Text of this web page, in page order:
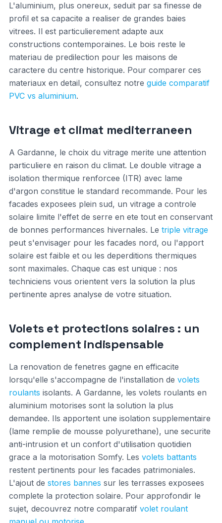
L'aluminium, plus onereux, seduit par sa finesse de
profil et sa capacite a realiser de grandes baies
vitrees. Il est particulierement adapte aux
constructions contemporaines. Le bois reste le
materiau de predilection pour les maisons de
caractere du centre historique. Pour comparer ces
materiaux en detail, consultez notre guide comparatif
PVC vs aluminium.
Vitrage et climat mediterraneen
A Gardanne, le choix du vitrage merite une attention
particuliere en raison du climat. Le double vitrage a
isolation thermique renforcee (ITR) avec lame
d'argon constitue le standard recommande. Pour les
facades exposees plein sud, un vitrage a controle
solaire limite l'effet de serre en ete tout en conservant
de bonnes performances hivernales. Le triple vitrage
peut s'envisager pour les facades nord, ou l'apport
solaire est faible et ou les deperditions thermiques
sont maximales. Chaque cas est unique : nos
techniciens vous orientent vers la solution la plus
pertinente apres analyse de votre situation.
Volets et protections solaires : un
complement indispensable
La renovation de fenetres gagne en efficacite
lorsqu'elle s'accompagne de l'installation de volets
roulants isolants. A Gardanne, les volets roulants en
aluminium motorises sont la solution la plus
demandee. Ils apportent une isolation supplementaire
(lame remplie de mousse polyurethane), une securite
anti-intrusion et un confort d'utilisation quotidien
grace a la motorisation Somfy. Les volets battants
restent pertinents pour les facades patrimoniales.
L'ajout de stores bannes sur les terrasses exposees
complete la protection solaire. Pour approfondir le
sujet, decouvrez notre comparatif volet roulant